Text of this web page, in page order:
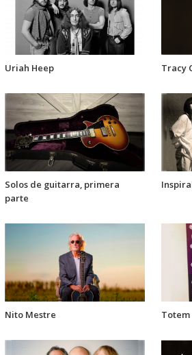
Uriah Heep Tracy
Solos de guitarra, primera
parte
Nito Mestre Totem